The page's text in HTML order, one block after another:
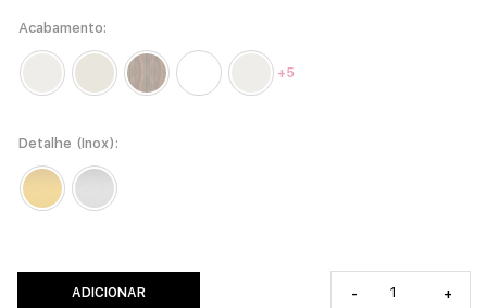
Acabamento
+5
Detalhe (Inox)
- +
ADICIONAR